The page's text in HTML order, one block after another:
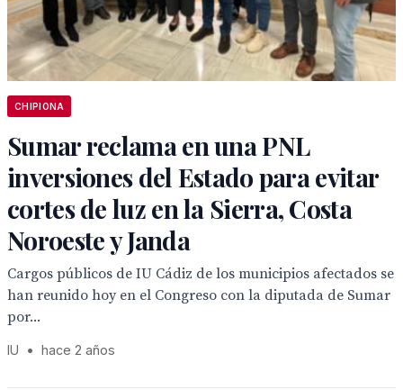
CHIPIONA
Sumar reclama en una PNL
inversiones del Estado para evitar
cortes de luz en la Sierra, Costa
Noroeste y Janda
Cargos públicos de IU Cádiz de los municipios afectados se
han reunido hoy en el Congreso con la diputada de Sumar
por...
IU • hace 2 años